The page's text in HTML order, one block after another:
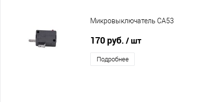
Микровыключатель CA53
170 руб. / шт
Подробнее